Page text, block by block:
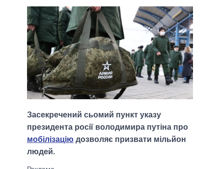
Засекречений сьомий пункт указу
президента росії володимира путіна про
мобілізацію дозволяє призвати мільйон
людей.